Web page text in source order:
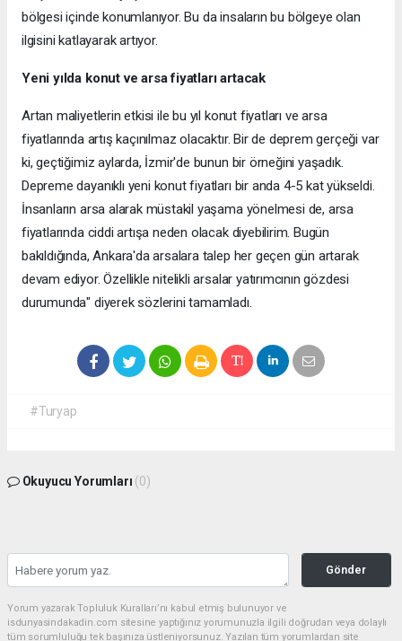
bölgesi içinde konumlanıyor. Bu da insaların bu bölgeye olan
ilgisini katlayarak artıyor.
Yeni yılda konut ve arsa fiyatları artacak
Artan maliyetlerin etkisi ile bu yıl konut fiyatları ve arsa
fiyatlarında artış kaçınılmaz olacaktır. Bir de deprem gerçeği var
ki, geçtiğimiz aylarda, İzmir'de bunun bir örneğini yaşadık.
Depreme dayanıklı yeni konut fiyatları bir anda 4-5 kat yükseldi.
İnsanların arsa alarak müstakil yaşama yönelmesi de, arsa
fiyatlarında ciddi artışa neden olacak diyebilirim. Bugün
bakıldığında, Ankara'da arsalara talep her geçen gün artarak
devam ediyor. Özellikle nitelikli arsalar yatırımcının gözdesi
durumunda" diyerek sözlerini tamamladı.
#Turyap
Okuyucu Yorumları (0)
Gönder
Yorum yazarak Topluluk Kuralları’nı kabul etmiş bulunuyor ve
isdunyasindakadin.com sitesine yaptığınız yorumunuzla ilgili doğrudan veya dolaylı
tüm sorumluluğu tek başınıza üstleniyorsunuz. Yazılan tüm yorumlardan site